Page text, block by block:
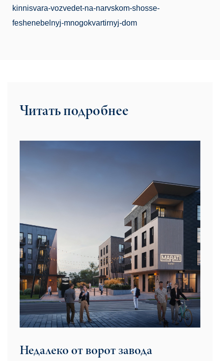
kinnisvara-vozvedet-na-narvskom-shosse-
feshenebelnyj-mnogokvartirnyj-dom
Читать подробнее
Недалеко от ворот завода